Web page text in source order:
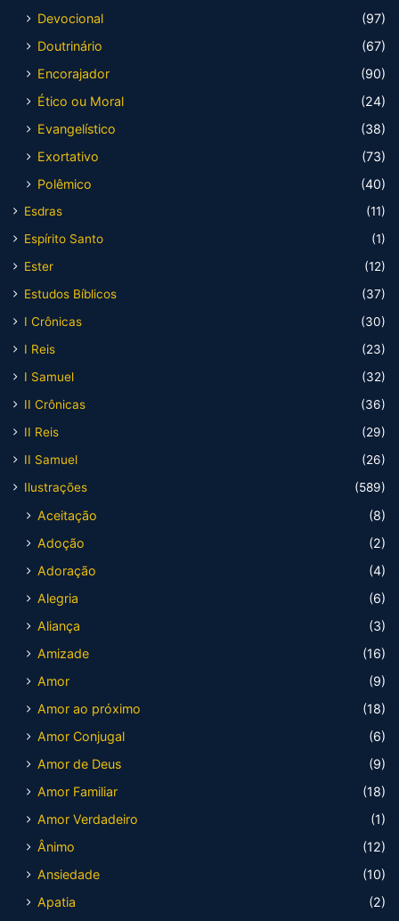
Devocional
(97)
Doutrinário
(67)
Encorajador
(90)
Ético ou Moral
(24)
Evangelístico
(38)
Exortativo
(73)
Polêmico
(40)
Esdras
(11)
Espírito Santo
(1)
Ester
(12)
Estudos Bíblicos
(37)
I Crônicas
(30)
I Reis
(23)
I Samuel
(32)
II Crônicas
(36)
II Reis
(29)
II Samuel
(26)
Ilustrações
(589)
Aceitação
(8)
Adoção
(2)
Adoração
(4)
Alegria
(6)
Aliança
(3)
Amizade
(16)
Amor
(9)
Amor ao próximo
(18)
Amor Conjugal
(6)
Amor de Deus
(9)
Amor Familiar
(18)
Amor Verdadeiro
(1)
Ânimo
(12)
Ansiedade
(10)
Apatia
(2)